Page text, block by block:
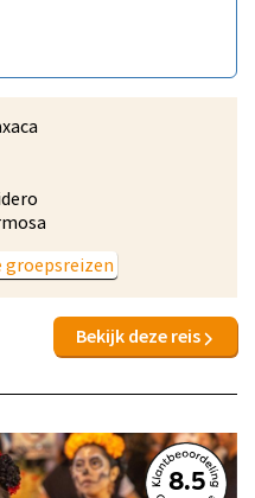
groepsreizen
Bekijk deze reis
8.5